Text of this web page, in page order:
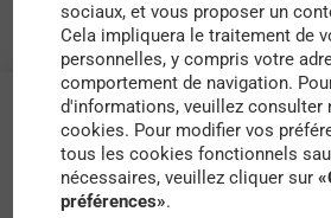
sociaux, et vous proposer un
Cela impliquera le traitement de
personnelles, y compris votre
comportement de navigation.
d'informations, veuillez consulter
cookies. Pour modifier vos
tous les cookies fonctionnels
nécessaires, veuillez cliquer sur
préférences».